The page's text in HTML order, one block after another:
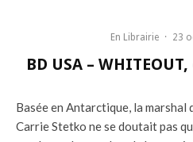
En Librairie · 23
BD USA –
Basée en Antarctique, la marshal
Carrie Stetko ne se doutait pas